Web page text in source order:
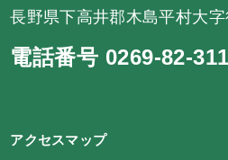
長野県下高井郡木島平村大
電話番号 0269-82-
アクセスマップ